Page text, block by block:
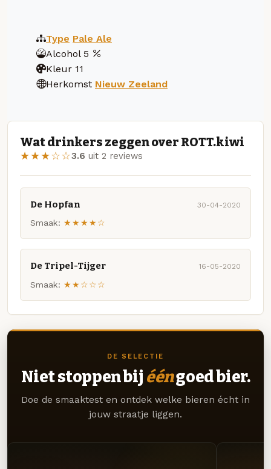
Type Pale Ale
Alcohol 5
Kleur 11
Herkomst Nieuw Zeeland
Wat drinkers zeggen over ROTT.kiwi
★★★☆☆3.6 uit 2 reviews
De Hopfan 30-04-2020
Smaak: ★★★★☆
De Tripel-Tijger 16-05-2020
Smaak: ★★☆☆☆
DE SELECTIE
Niet stoppen bij ééngoed bier.
Doe de smaaktest en ontdek welke bieren écht in
jouw straatje liggen.